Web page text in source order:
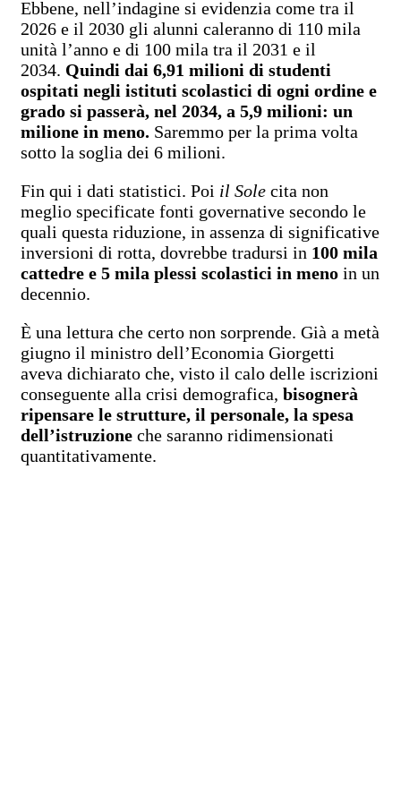
Ebbene, nell’indagine si evidenzia come tra il
2026 e il 2030 gli alunni caleranno di 110 mila
unità l’anno e di 100 mila tra il 2031 e il
2034. Quindi dai 6,91 milioni di studenti
ospitati negli istituti scolastici di ogni ordine e
grado si passerà, nel 2034, a 5,9 milioni: un
milione in meno. Saremmo per la prima volta
sotto la soglia dei 6 milioni.
Fin qui i dati statistici. Poi il Sole cita non
meglio specificate fonti governative secondo le
quali questa riduzione, in assenza di significative
inversioni di rotta, dovrebbe tradursi in 100 mila
cattedre e 5 mila plessi scolastici in meno in un
decennio.
È una lettura che certo non sorprende. Già a metà
giugno il ministro dell’Economia Giorgetti
aveva dichiarato che, visto il calo delle iscrizioni
conseguente alla crisi demografica, bisognerà
ripensare le strutture, il personale, la spesa
dell’istruzione che saranno ridimensionati
quantitativamente.